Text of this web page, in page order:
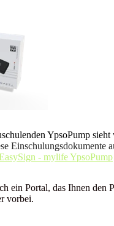
YpsoPump sieht
Einschulungsdokumente
- mylife YpsoPump
ein Portal, das Ihnen
vorbei.